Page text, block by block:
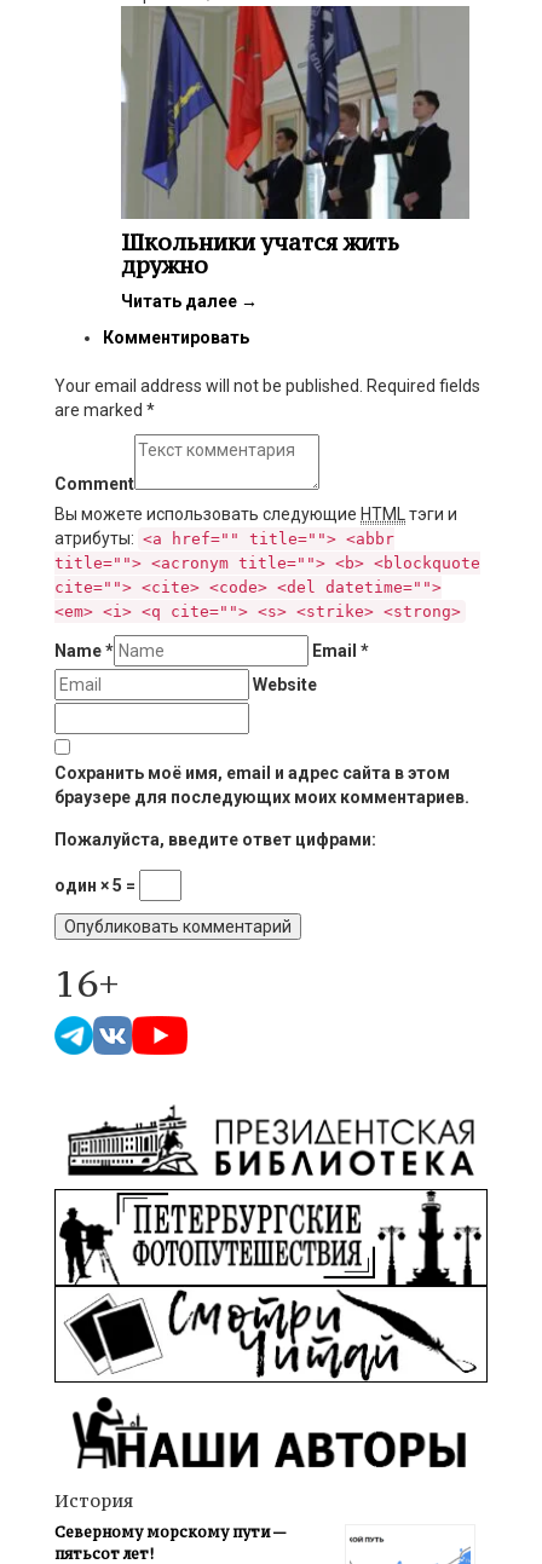
Школьники учатся жить
дружно
Читать далее →
Комментировать
Your email address will not be published. Required fields
are marked *
Comment
Вы можете использовать следующие HTML
тэги и
атрибуты: <a href="" title=""> <abbr
title=""> <acronym title=""> <b> <blockquote
cite=""> <cite> <code> <del datetime="">
<em> <i> <q cite=""> <s> <strike> <strong>
Name* Email *
Website
Сохранить моё имя, email и адрес сайта в этом
браузере для последующих моих комментариев.
Пожалуйста, введите ответ цифрами:
один × 5 =
16+
История
Северному морскому пути —
пятьсот лет!